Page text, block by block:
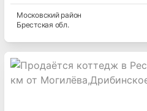
Московскийрайон
Брестская обл.